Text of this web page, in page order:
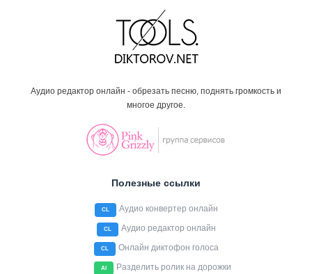
Аудио редактор онлайн - обрезать песню, поднять громкость и
многое другое.
Полезные ссылки
CL Аудио конвертер онлайн
CL Аудио редактор онлайн
CL Онлайн диктофон голоса
AI Разделить ролик на дорожки